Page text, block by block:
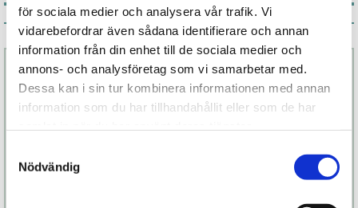
för sociala medier och analysera vår trafik. Vi
vidarebefordrar även sådana identifierare och annan
information från din enhet till de sociala medier och
annons- och analysföretag som vi samarbetar med.
Dessa kan i sin tur kombinera informationen med annan
information som du har tillhandahållit eller som de har
Nödvändig
Associerade produkter